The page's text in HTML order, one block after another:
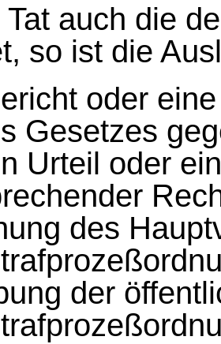
auch die
so ist die
oder
Gesetzes
Urteil oder
des
der